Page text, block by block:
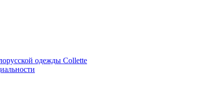
одежды Collette